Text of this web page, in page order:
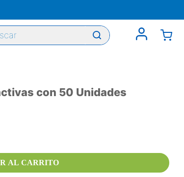
con 50 Unidades
AL CARRITO